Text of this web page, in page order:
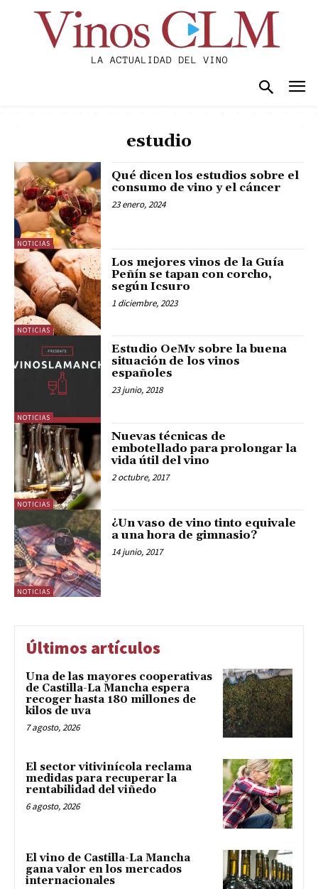
estudio
NOTICIAS
Qué dicen los estudios sobre el
consumo de vino y el cáncer
23 enero, 2024
NOTICIAS
Los mejores vinos de la Guía
Peñín se tapan con corcho,
según Icsuro
1 diciembre, 2023
NOTICIAS
Estudio OeMv sobre la buena
situación de los vinos
españoles
23 junio, 2018
NOTICIAS
Nuevas técnicas de
embotellado para prolongar la
vida útil del vino
2 octubre, 2017
NOTICIAS
¿Un vaso de vino tinto equivale
a una hora de gimnasio?
14 junio, 2017
Últimos artículos
Una de las mayores cooperativas
de Castilla-La Mancha espera
recoger hasta 180 millones de
kilos de uva
7 agosto, 2026
El sector vitivinícola reclama
medidas para recuperar la
rentabilidad del viñedo
6 agosto, 2026
El vino de Castilla-La Mancha
gana valor en los mercados
internacionales